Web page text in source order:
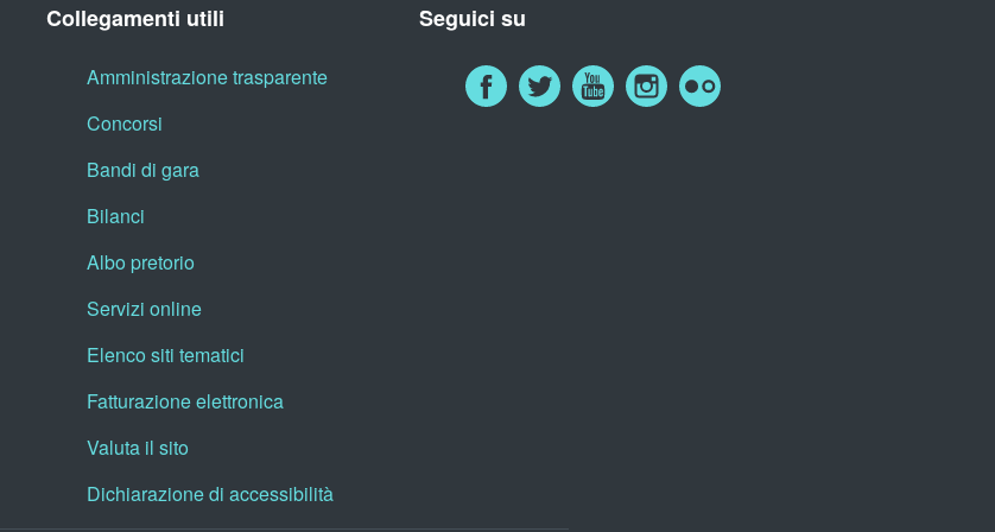
Collegamenti utili
Amministrazione trasparente
Concorsi
Bandi di gara
Bilanci
Albo pretorio
Servizi online
Elenco siti tematici
Fatturazione elettronica
Valuta il sito
Dichiarazione di accessibilità
Seguici su